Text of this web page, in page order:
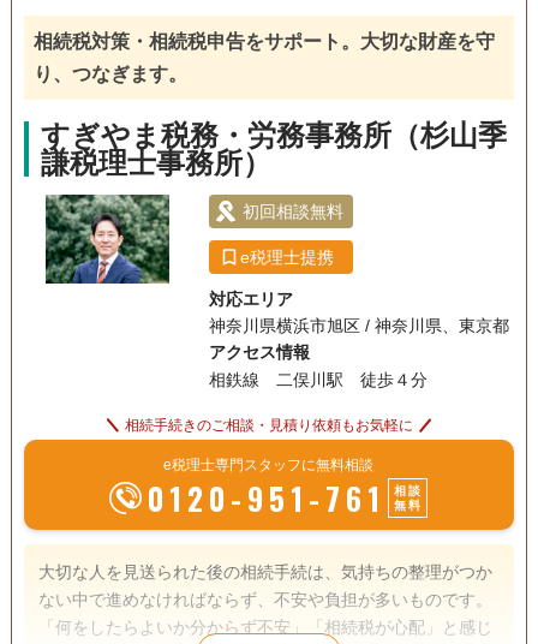
ます。 ☆税務調査対策に有効といわれている書面添付制度に
で、ご要望に沿った申告ができます。 ☆令和5年には相鉄線
利になります。 ☆事務所設立の趣旨に鑑み相続人間での係争
案件はお取り扱いしていません。
戸籍収集 相続税対策 相続人調査
電話相談可 訪問可
18時以降相談可 オンライン面談可 事務所面談可
相続税対策・相続税申告をサポート。大切な財産を守
り、つなぎます。
すぎやま税務・労務事務所（杉山季
謙税理士事務所）
初回相談無料
e税理士提携
対応エリア
神奈川県横浜市旭区 / 神奈川県、東京都
アクセス情報
相鉄線 二俣川駅 徒歩４分
相続手続きのご相談・見積り依頼もお気軽に
e税理士専門スタッフに無料相談
0120-951-761
相談
無料
大切な人を見送られた後の相続手続は、気持ちの整理がつか
ない中で進めなければならず、不安や負担が多いものです。
「何をしたらよいか分からず不安」「相続税が心配」と感じ